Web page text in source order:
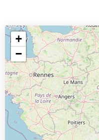
+
−